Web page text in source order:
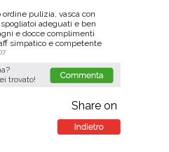
pulizia, vasca con
adeguati e ben
e docce complimenti
simpatico e competente
trovato!
Share on